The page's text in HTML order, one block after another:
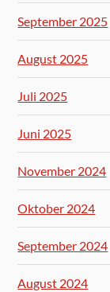
September 2025
August 2025
Juli 2025
Juni 2025
November 2024
Oktober 2024
September 2024
August 2024